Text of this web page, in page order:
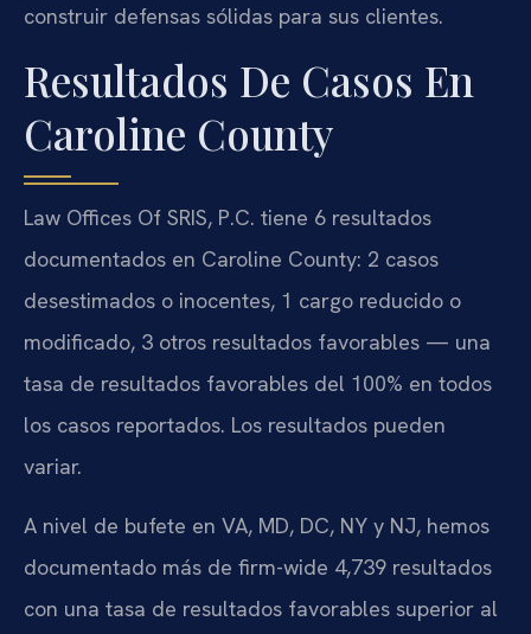
construir defensas sólidas para sus clientes.
Resultados De Casos En
Caroline County
Law Offices Of SRIS, P.C. tiene 6 resultados
documentados en Caroline County: 2 casos
desestimados o inocentes, 1 cargo reducido o
modificado, 3 otros resultados favorables — una
tasa de resultados favorables del 100% en todos
los casos reportados. Los resultados pueden
variar.
A nivel de bufete en VA, MD, DC, NY y NJ, hemos
documentado más de firm-wide 4,739 resultados
con una tasa de resultados favorables superior al